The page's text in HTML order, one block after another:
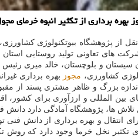
بهره برداری از تكثیر انبوه
از پژوهشگاه بیوتکنولوژی
شرکت های تعاونی تولید روستایی
سیستان و بلوچستان، خالد میری
کشاورزی، مجوز بهره برداری
بزرگ و ظاهر مشتری پسند از
بین المللی و ارزآوری برای
ها، پژوهشگاه آمادگی دارد دانش
انتقال و بهره برداری از دانش فنی